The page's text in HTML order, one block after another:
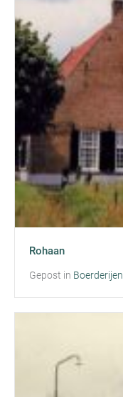
Rohaan
Gepost in Boerderijen